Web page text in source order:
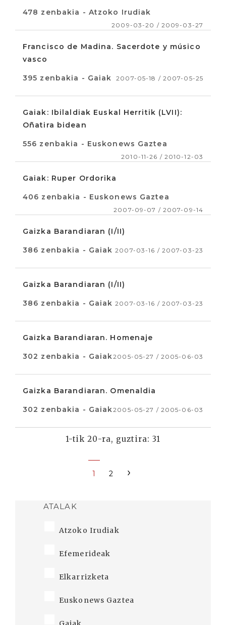
478 zenbakia - Atzoko Irudiak
2009-03-20 / 2009-03-27
Francisco de Madina. Sacerdote y músico
vasco
395 zenbakia - Gaiak 2007-05-18 / 2007-05-25
Gaiak: Ibilaldiak Euskal Herritik (LVII):
Oñatira bidean
556 zenbakia - Euskonews Gaztea
2010-11-26 / 2010-12-03
Gaiak: Ruper Ordorika
406 zenbakia - Euskonews Gaztea
2007-09-07 / 2007-09-14
Gaizka Barandiaran (I/II)
386 zenbakia - Gaiak 2007-03-16 / 2007-03-23
Gaizka Barandiaran (I/II)
386 zenbakia - Gaiak 2007-03-16 / 2007-03-23
Gaizka Barandiaran. Homenaje
302 zenbakia - Gaiak2005-05-27 / 2005-06-03
Gaizka Barandiaran. Omenaldia
302 zenbakia - Gaiak2005-05-27 / 2005-06-03
1-tik 20-ra, guztira: 31
1 2 ›
ATALAK
Atzoko Irudiak
Efemerideak
Elkarrizketa
Euskonews Gaztea